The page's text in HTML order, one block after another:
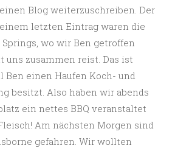
Blog weiterzuschreiben. Der
letzten Eintrag waren die
wo wir Ben getroffen
uns zusammen reist. Das ist
Ben einen Haufen Koch- und
besitzt. Also haben wir abends
ein nettes BBQ veranstaltet
Am nächsten Morgen sind
gefahren. Wir wollten